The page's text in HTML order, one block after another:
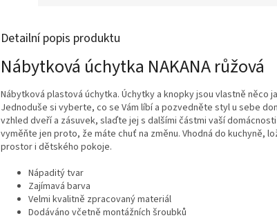
Detailní popis produktu
Nábytková úchytka NAKANA růžová
Nábytková plastová úchytka. Úchytky a knopky jsou vlastně něco
Jednoduše si vyberte, co se Vám líbí a pozvedněte styl u sebe
vzhled dveří a zásuvek, slaďte jej s dalšími částmi vaší
vyměňte jen proto, že máte chuť na změnu. Vhodná do kuchyně,
prostor i dětského pokoje.
Nápaditý tvar
Zajímavá barva
Velmi kvalitně zpracovaný materiál
Dodáváno včetně montážních šroubků